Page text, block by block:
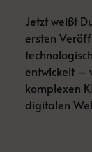
Jetzt weißt
ersten
entwickelt –
komplexen
digitalen